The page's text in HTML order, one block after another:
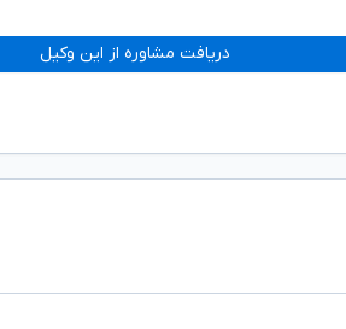
دریافت مشاوره از این وکیل